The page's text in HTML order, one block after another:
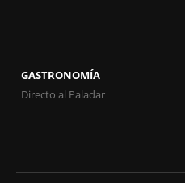
GASTRONOMÍA
Directo al Paladar